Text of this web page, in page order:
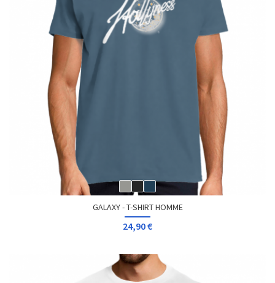
GALAXY - T-SHIRT HOMME
24,90 €